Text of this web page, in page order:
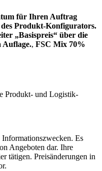
für Ihren Auftrag
Produkt-Konfigurators.
„Basispreis“ über die
Auflage., FSC Mix 70%
Produkt- und Logistik-
Es
Angeboten dar. Ihre
tätigen. Preisänderungen in